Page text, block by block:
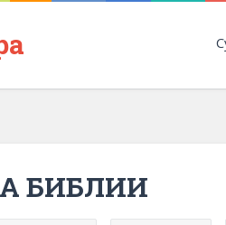
БИБЛИИ